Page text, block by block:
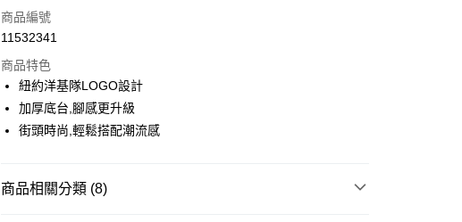
信用卡一次付款
LINE Pay
Apple Pay
悠遊付
商品編號
11532341
商品特色
紐約洋基隊LOGO設計
加厚底台,腳感更升級
街頭時尚,輕鬆搭配潮流感
商品相關分類 (8)